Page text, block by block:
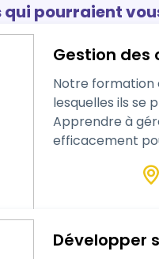
pourraient
Gestion des
Notre formation
lesquelles ils se
Apprendre à
efficacement
Développer